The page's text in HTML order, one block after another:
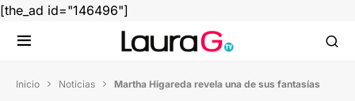
[the_ad id="146496"]
Inicio  Noticias  Martha Higareda revela una de sus fantasías